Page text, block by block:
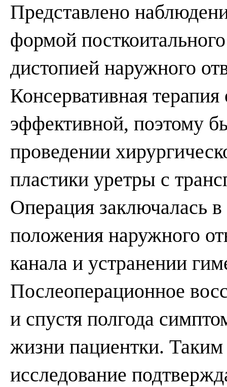
Представлено
формой
дистопией наружного
Консервативная терапия
эффективной, поэтому
проведении
пластики уретры с
Операция заключалась
положения наружного
канала и устранении
Послеоперационное
и спустя полгода
жизни пациентки.
исследование